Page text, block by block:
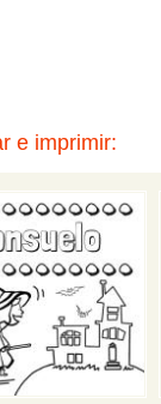
e imprimir: